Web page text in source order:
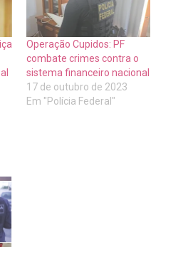
Operação Cupidos: PF
combate crimes contra o
sistema financeiro nacional
17 de outubro de 2023
Em "Polícia Federal"